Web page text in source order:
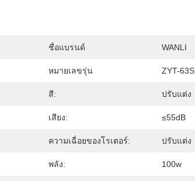
ชื่อแบรนด์ WANLI
หมายเลขรุ่น ZYT-63S
สี: ปรับแต่ง
เสียง: ≤55dB
ความเฉื่อยของโรเตอร์: ปรับแต่ง
พลัง: 100w